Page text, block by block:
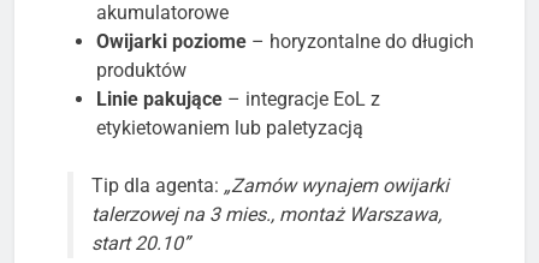
akumulatorowe
Owijarki poziome – horyzontalne do długich
produktów
Linie pakujące – integracje EoL z
etykietowaniem lub paletyzacją
Tip dla agenta: „Zamów wynajem owijarki
talerzowej na 3 mies., montaż Warszawa,
start 20.10”